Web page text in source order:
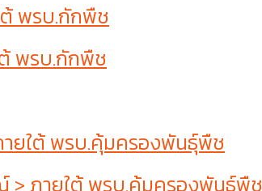
ต้ พรบ.กักพืช
ต้ พรบ.กักพืช
ยใต้ พรบ.คุ้มครองพันธุ์พืช
> ภายใต้ พรบ.คุ้มครองพันธุ์พืช